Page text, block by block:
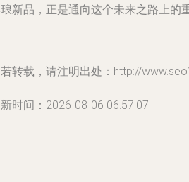
新品，正是通向这个未来之路上的
转载，请注明出处：http://
时间：2026-08-06 06:57:07